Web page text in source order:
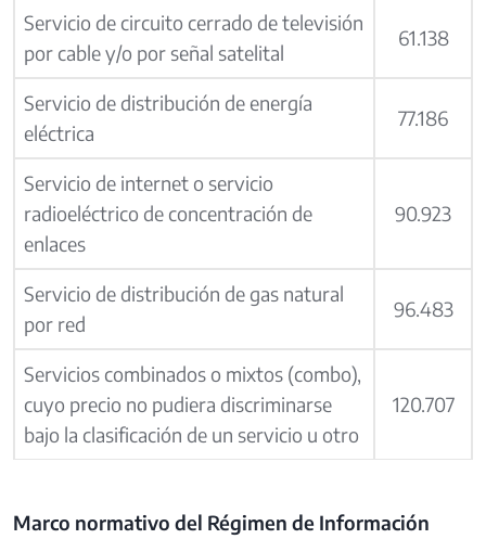
Servicio de circuito cerrado de televisión
por cable y/o por señal satelital
61.138
Servicio de distribución de energía
eléctrica
77.186
Servicio de internet o servicio
radioeléctrico de concentración de
enlaces
90.923
Servicio de distribución de gas natural
por red
96.483
Servicios combinados o mixtos (combo),
cuyo precio no pudiera discriminarse
bajo la clasificación de un servicio u otro
120.707
Marco normativo del Régimen de Información